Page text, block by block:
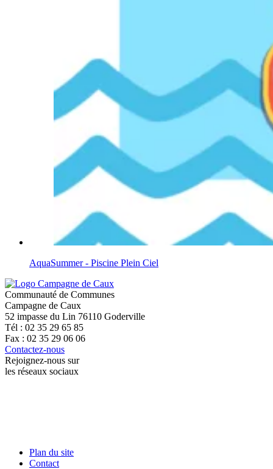
AquaSummer - Piscine Plein Ciel
Communauté de Communes
Campagne de Caux
52 impasse du Lin 76110 Goderville
Tél : 02 35 29 65 85
Fax : 02 35 29 06 06
Contactez-nous
Rejoignez-nous sur
les réseaux sociaux
Plan du site
Contact